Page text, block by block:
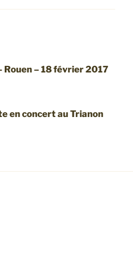
Rouen – 18 février 2017
en concert au Trianon